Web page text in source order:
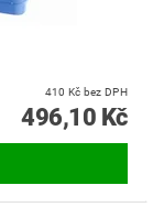
410 Kč bez DPH
496,10 Kč